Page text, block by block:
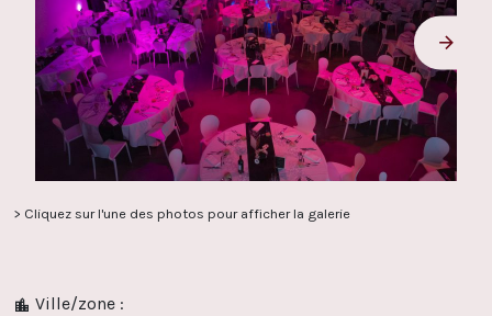
> Cliquez sur l'une des photos pour afficher la galerie
Ville/zone :